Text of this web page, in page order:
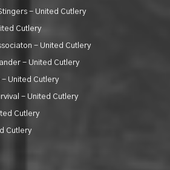
- United Cutlery
Cutlery
- United Cutlery
- United Cutlery
- United Cutlery
- United Cutlery
Cutlery
Cutlery